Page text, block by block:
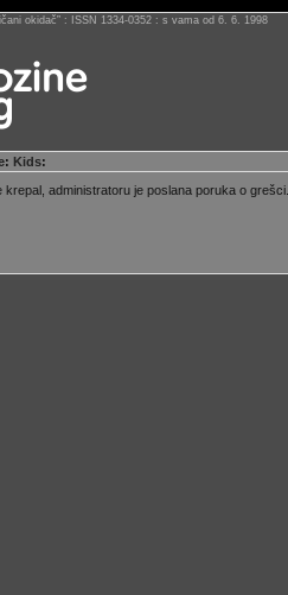
okidač” : ISSN 1334-0352 : s vama od 6. 6. 1998
: Kids:
krepal, administratoru je poslana poruka o